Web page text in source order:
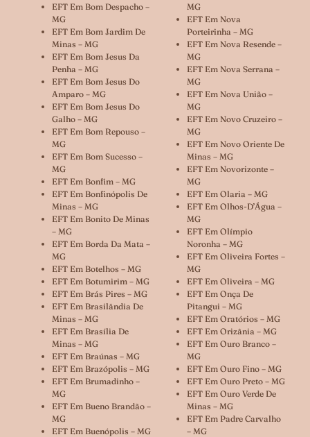
EFT Em Bom Despacho –
MG
EFT Em Bom Jardim De
Minas – MG
EFT Em Bom Jesus Da
Penha – MG
EFT Em Bom Jesus Do
Amparo – MG
EFT Em Bom Jesus Do
Galho – MG
EFT Em Bom Repouso –
MG
EFT Em Bom Sucesso –
MG
EFT Em Bonfim – MG
EFT Em Bonfinópolis De
Minas – MG
EFT Em Bonito De Minas
– MG
EFT Em Borda Da Mata –
MG
EFT Em Botelhos – MG
EFT Em Botumirim – MG
EFT Em Brás Pires – MG
EFT Em Brasilândia De
Minas – MG
EFT Em Brasília De
Minas – MG
EFT Em Braúnas – MG
EFT Em Brazópolis – MG
EFT Em Brumadinho –
MG
EFT Em Bueno Brandão –
MG
EFT Em Buenópolis – MG
MG
EFT Em Nova
Porteirinha – MG
EFT Em Nova Resende –
MG
EFT Em Nova Serrana –
MG
EFT Em Nova União –
MG
EFT Em Novo Cruzeiro –
MG
EFT Em Novo Oriente De
Minas – MG
EFT Em Novorizonte –
MG
EFT Em Olaria – MG
EFT Em Olhos-D’Água –
MG
EFT Em Olímpio
Noronha – MG
EFT Em Oliveira Fortes –
MG
EFT Em Oliveira – MG
EFT Em Onça De
Pitangui – MG
EFT Em Oratórios – MG
EFT Em Orizânia – MG
EFT Em Ouro Branco –
MG
EFT Em Ouro Fino – MG
EFT Em Ouro Preto – MG
EFT Em Ouro Verde De
Minas – MG
EFT Em Padre Carvalho
– MG